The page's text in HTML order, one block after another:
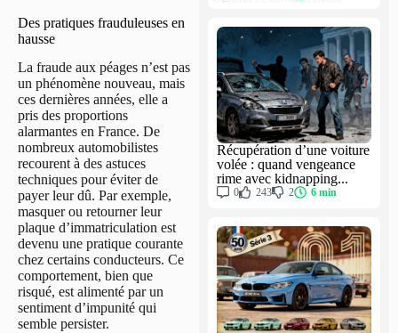
Des pratiques frauduleuses en
hausse
La fraude aux péages n’est pas
un phénomène nouveau, mais
ces dernières années, elle a
pris des proportions
alarmantes en France. De
nombreux automobilistes
recourent à des astuces
techniques pour éviter de
payer leur dû. Par exemple,
masquer ou retourner leur
plaque d’immatriculation est
devenu une pratique courante
chez certains conducteurs. Ce
comportement, bien que
risqué, est alimenté par un
sentiment d’impunité qui
semble persister.
Récupération d’une voiture
volée : quand vengeance
rime avec kidnapping...
0 243 2 6 min